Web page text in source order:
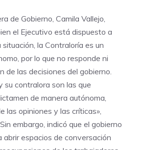
de Gobierno, Camila Vallejo,
el Ejecutivo está dispuesto a
la Contraloría es un
por lo que no responde ni
de las decisiones del gobierno.
su contralora son las que
de manera autónoma,
las opiniones y las críticas»,
embargo, indicó que el gobierno
abrir espacios de conversación